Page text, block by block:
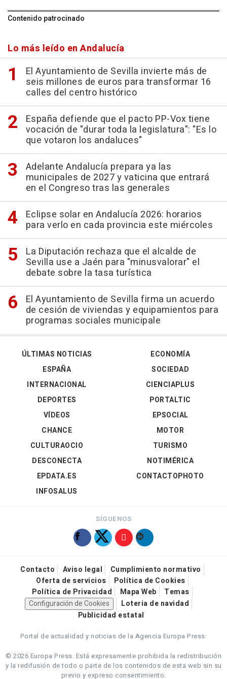
Contenido patrocinado
Lo más leído en Andalucía
El Ayuntamiento de Sevilla invierte más de
seis millones de euros para transformar 16
calles del centro histórico
España defiende que el pacto PP-Vox tiene
vocación de "durar toda la legislatura": "Es lo
que votaron los andaluces"
Adelante Andalucía prepara ya las
municipales de 2027 y vaticina que entrará
en el Congreso tras las generales
Eclipse solar en Andalucía 2026: horarios
para verlo en cada provincia este miércoles
La Diputación rechaza que el alcalde de
Sevilla use a Jaén para "minusvalorar" el
debate sobre la tasa turística
El Ayuntamiento de Sevilla firma un acuerdo
de cesión de viviendas y equipamientos para
programas sociales municipale
ÚLTIMAS NOTICIAS
ESPAÑA
INTERNACIONAL
DEPORTES
VÍDEOS
ECONOMÍA
SOCIEDAD
CIENCIAPLUS
PORTALTIC
EPSOCIAL
CHANCE
CULTURAOCIO
DESCONECTA
EPDATA.ES
INFOSALUS
MOTOR
TURISMO
NOTIMÉRICA
CONTACTOPHOTO
SÍGUENOS
Contacto Aviso legal
Cumplimiento normativo
Oferta de servicios
Política de Cookies
Política de Privacidad
Mapa Web
Temas
Configuración de Cookies
Loteria de navidad
Publicidad estatal
Portal de actualidad y noticias de la Agencia Europa Press.
© 2026 Europa Press. Está expresamente prohibida la redistribución
y la redifusión de todo o parte de los contenidos de esta web sin su
previo y expreso consentimiento.